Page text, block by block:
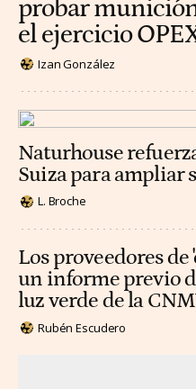
probar
el ejercicio
Izan González
Naturhouse
Suiza para ampliar
L. Broche
Los proveedores
un informe previo
luz verde de la
Rubén Escudero